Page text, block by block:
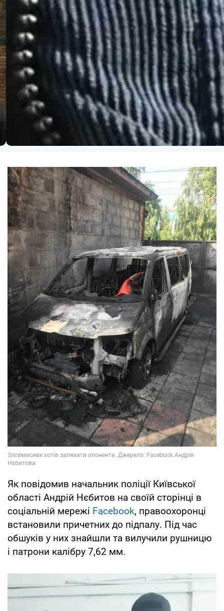
Як повідомив начальник поліції Київської
області Андрій Нєбитов на своїй сторінці в
соціальній мережі Facebook, правоохоронці
встановили причетних до підпалу. Під час
обшуків у них знайшли та вилучили рушницю
і патрони калібру 7,62 мм.